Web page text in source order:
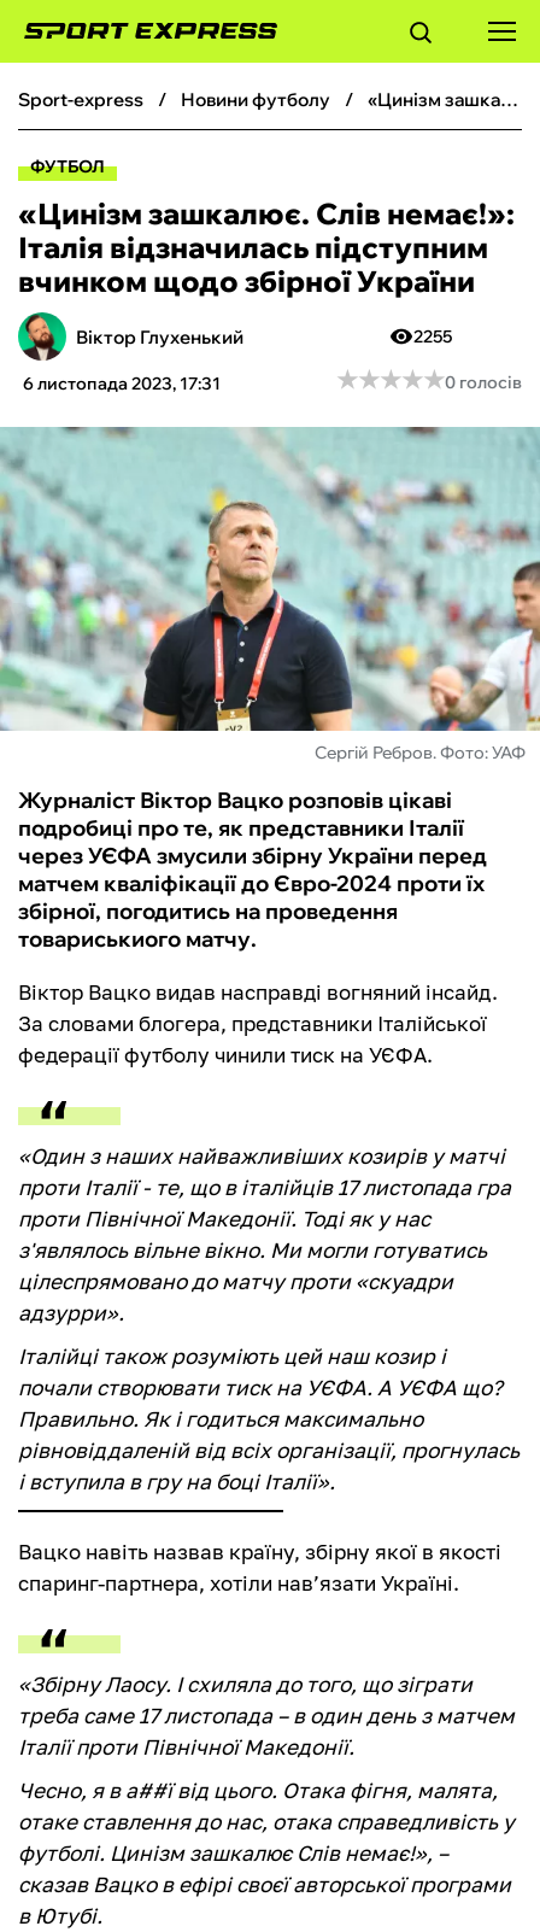
ФУТБОЛ
БОКС
ХОКЕЙ
ТЕНІС
КІБЕРСПОРТ
ЧС-2026
ФУТЗАЛ
ІНШІ
БУКМЕКЕРИ
sport-express новини футболу «Цинізм зашкалює. Слів немає!»: Італія відзначилась підступним вчинком щодо збірної України
ФУТБОЛ
«Цинізм зашкалює. Слів немає!»:
Італія відзначилась підступним
вчинком щодо збірної України
Віктор Глухенький
6 листопада 2023, 17:31
2255
★★★★★
★★★★★0 голосів
Сергій Ребров. Фото: УАФ
Журналіст Віктор Вацко розповів цікаві
подробиці про те, як представники Італії
через УЄФА змусили збірну України перед
матчем кваліфікації до Євро-2024 проти їх
збірної, погодитись на проведення
товариськиого матчу.
Віктор Вацко видав насправді вогняний інсайд.
За словами блогера, представники Італійської
федерації футболу чинили тиск на УЄФА.
«Один з наших найважливіших козирів у матчі
проти Італії - те, що в італійців 17 листопада гра
проти Північної Македонії. Тоді як у нас
з'являлось вільне вікно. Ми могли готуватись
цілеспрямовано до матчу проти «скуадри
адзурри».
Італійці також розуміють цей наш козир і
почали створювати тиск на УЄФА. А УЄФА що?
Правильно. Як і годиться максимально
рівновіддаленій від всіх організації, прогнулась
і вступила в гру на боці Італії».
Вацко навіть назвав країну, збірну якої в якості
спаринг-партнера, хотіли нав’язати Україні.
«Збірну Лаосу. І схиляла до того, що зіграти
треба саме 17 листопада – в один день з матчем
Італії проти Північної Македонії.
Чесно, я в а##ї від цього. Отака фігня, малята,
отаке ставлення до нас, отака справедливість у
футболі. Цинізм зашкалює Слів немає!», –
сказав Вацко в ефірі своєї авторської програми
в Ютубі.